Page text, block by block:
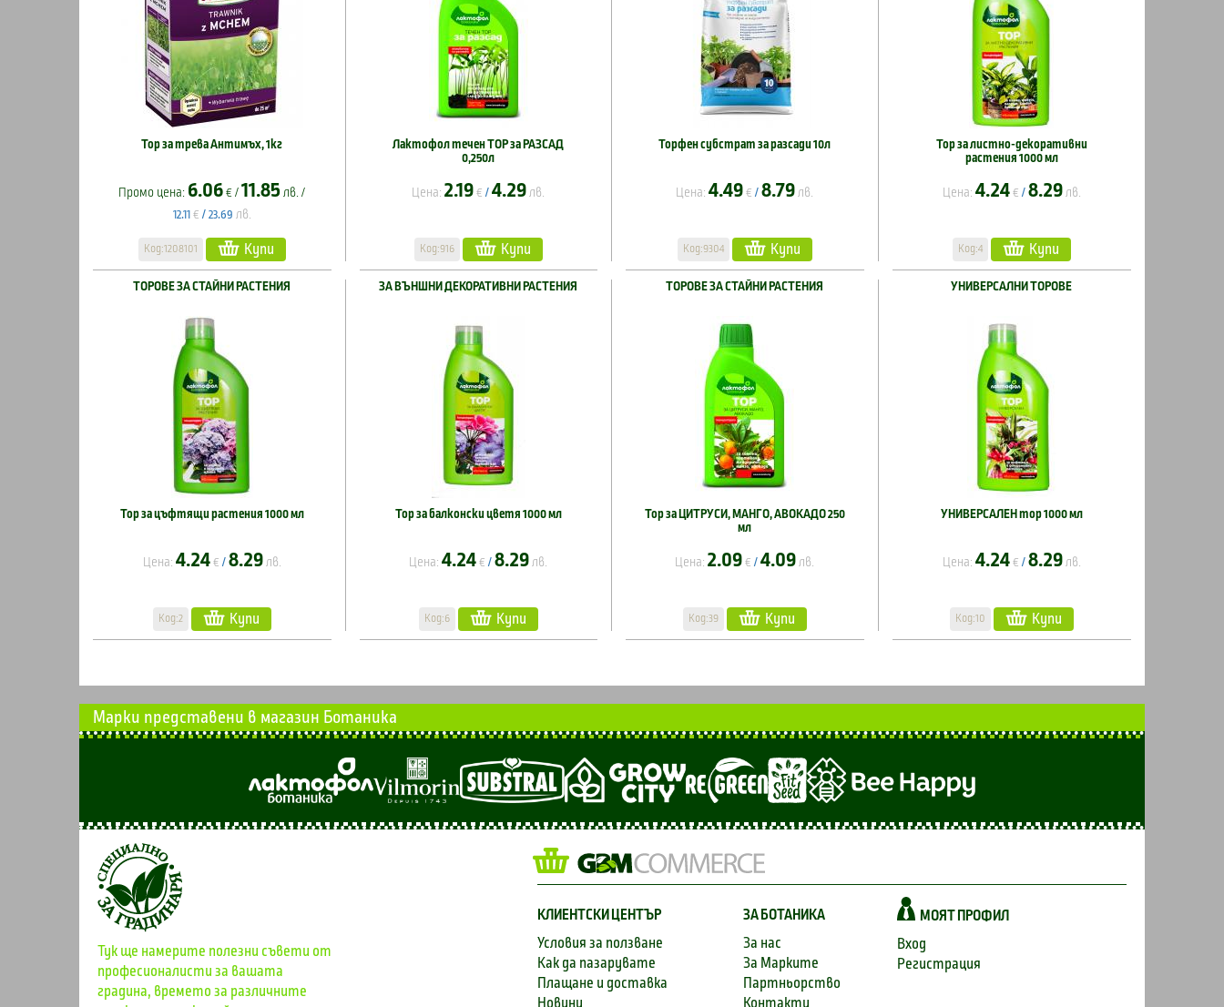
Тор за трева Антимъх, 1кг
Промо цена: 6.06 € / 11.85 лв. /
12.11 € / 23.69 лв.
Код:1208101 Купи
Лактофол течен ТОР за РАЗСАД
0,250л
Цена: 2.19 € /4.29 лв.
Код:916 Купи
Торфен субстрат за разсади 10л
Цена: 4.49 € /8.79 лв.
Код:9304 Купи
Тор за листно-декоративни
растения 1000 мл
Цена: 4.24 € / 8.29 лв.
Код:4 Купи
ТОРОВЕ ЗА СТАЙНИ РАСТЕНИЯ
Тор за цъфтящи растения 1000 мл
Цена: 4.24 € / 8.29 лв.
Код:2 Купи
ЗА ВЪНШНИ ДЕКОРАТИВНИ РАСТЕНИЯ
Тор за балконски цветя 1000 мл
Цена: 4.24 € /8.29 лв.
Код:6 Купи
ТОРОВЕ ЗА СТАЙНИ РАСТЕНИЯ
Тор за ЦИТРУСИ, МАНГО, АВОКАДО 250
мл
Цена: 2.09 € /4.09 лв.
Код:39 Купи
УНИВЕРСАЛНИ ТОРОВЕ
УНИВЕРСАЛЕН тор 1000 мл
Цена: 4.24 € / 8.29 лв.
Код:10 Купи
Марки представени в магазин Ботаника
Тук ще намерите полезни съвети от
професионалисти за вашата
градина, времето за различните
КЛИЕНТСКИ ЦЕНТЪР
Условия за ползване
Как да пазарувате
Плащане и доставка
Новини
ЗА БОТАНИКА
За нас
За Марките
Партньорство
Контакти
МОЯТ ПРОФИЛ
Вход
Регистрация